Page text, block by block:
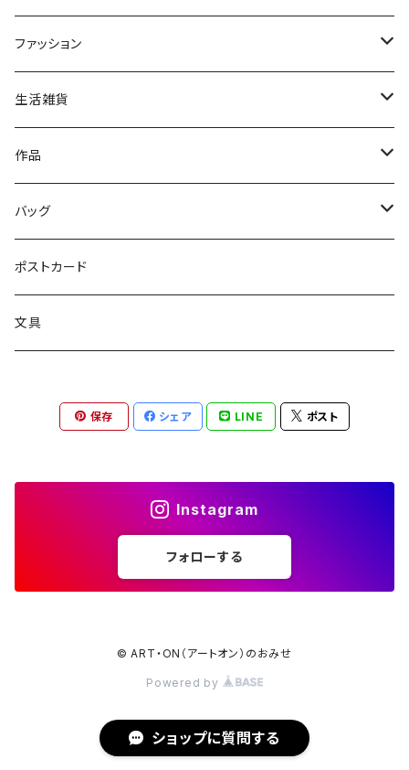
ファッション
トップス
ファッション雑貨
生活雑貨
文具
作品
読み物
絵画
バッグ
トートバッグ
サコッシュ
ポストカード
文具
保存 シェア LINE ポスト
Instagram
フォローする
© ART・ON（アートオン）のおみせ
Powered by
ショップに質問する